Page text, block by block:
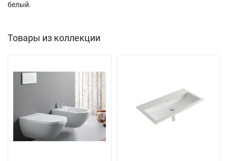
белый.
Товары из коллекции